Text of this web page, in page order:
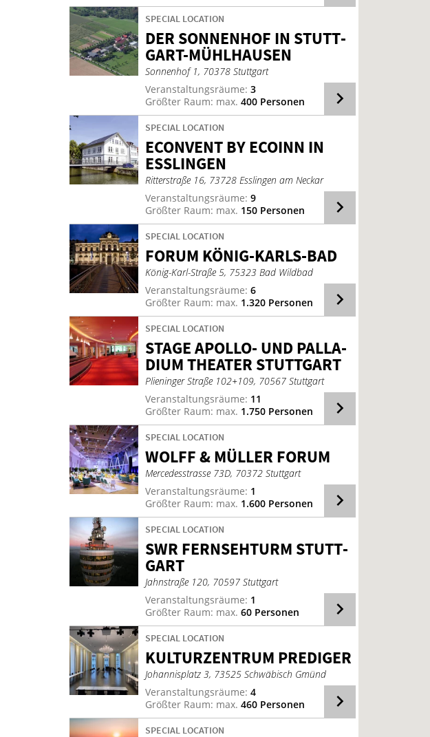
SPECIAL LOCATION
DER SON­NEN­HOF IN STUTT­
GART-MÜHL­HAU­SEN
Sonnenhof 1, 70378 Stuttgart
Veranstaltungsräume: 3
Größter Raum: max. 400 Personen
SPECIAL LOCATION
ECON­VENT BY ECOINN IN
ESS­LIN­GEN
Ritterstraße 16, 73728 Esslingen am Neckar
Veranstaltungsräume: 9
Größter Raum: max. 150 Personen
SPECIAL LOCATION
FO­RUM KÖ­NIG-KARLS-BAD
König-Karl-Straße 5, 75323 Bad Wildbad
Veranstaltungsräume: 6
Größter Raum: max. 1.320 Personen
SPECIAL LOCATION
STAGE APOL­LO- UND PAL­LA­
DI­UM THEA­TER STUTT­GART
Plieninger Straße 102+109, 70567 Stuttgart
Veranstaltungsräume: 11
Größter Raum: max. 1.750 Personen
SPECIAL LOCATION
WOLFF & MÜL­LER FO­RUM
Mercedesstrasse 73D, 70372 Stuttgart
Veranstaltungsräume: 1
Größter Raum: max. 1.600 Personen
SPECIAL LOCATION
SWR FERN­SEH­TURM STUTT­
GART
Jahnstraße 120, 70597 Stuttgart
Veranstaltungsräume: 1
Größter Raum: max. 60 Personen
SPECIAL LOCATION
KUL­TUR­ZEN­TRUM PRE­DI­GER
Johannisplatz 3, 73525 Schwäbisch Gmünd
Veranstaltungsräume: 4
Größter Raum: max. 460 Personen
SPECIAL LOCATION